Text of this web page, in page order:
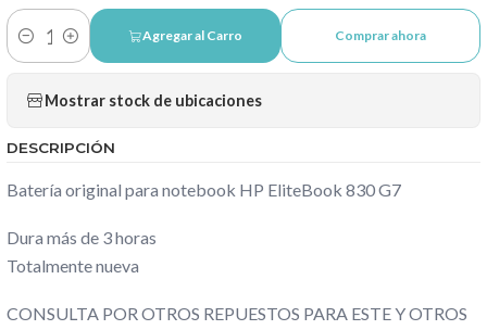
Cantidad
Agregar al Carro Comprar ahora
Mostrar stock de ubicaciones
DESCRIPCIÓN
Batería original para notebook HP EliteBook 830 G7
Dura más de 3 horas
Totalmente nueva
CONSULTA POR OTROS REPUESTOS PARA ESTE Y OTROS